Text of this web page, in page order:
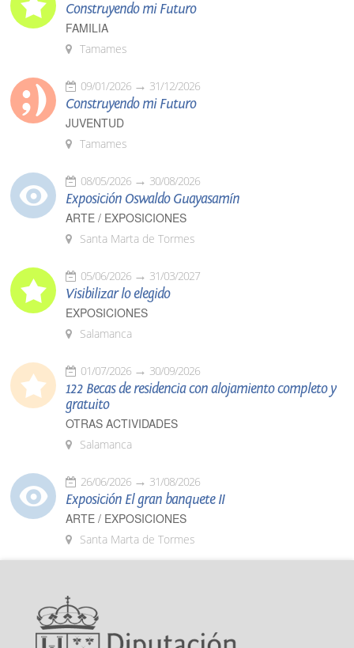
Construyendo mi Futuro
FAMILIA
Tamames
09/01/2026 31/12/2026
Construyendo mi Futuro
JUVENTUD
Tamames
08/05/2026 30/08/2026
Exposición Oswaldo Guayasamín
ARTE / EXPOSICIONES
Santa Marta de Tormes
05/06/2026 31/03/2027
Visibilizar lo elegido
EXPOSICIONES
Salamanca
01/07/2026 30/09/2026
122 Becas de residencia con alojamiento completo y
gratuito
OTRAS ACTIVIDADES
Salamanca
26/06/2026 31/08/2026
Exposición El gran banquete II
ARTE / EXPOSICIONES
Santa Marta de Tormes